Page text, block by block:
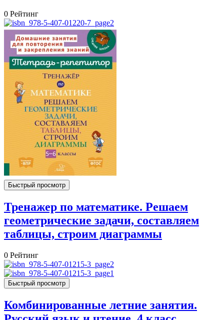
0 Рейтинг
Быстрый просмотр
Тренажер по математике. Решаем
геометрические задачи, составляем
таблицы, строим диаграммы
0 Рейтинг
Быстрый просмотр
Комбинированные летние занятия.